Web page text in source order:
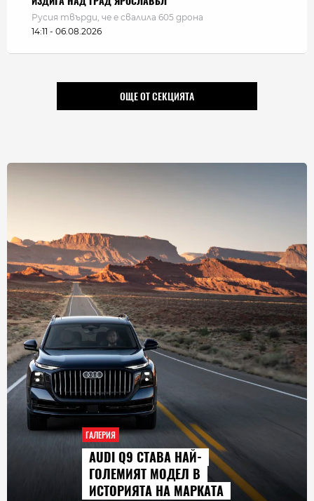
Русия твърди, че е свалила 605 дрона
14:11 - 06.08.2026
ОЩЕ ОТ СЕКЦИЯТА
ГАЛЕРИЯ
AUDI Q9 СТАВА НАЙ-
ГОЛЕМИЯТ МОДЕЛ В
ИСТОРИЯТА НА МАРКАТА